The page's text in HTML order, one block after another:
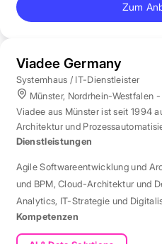
Zum
Viadee Germany
Systemhaus / IT-Dienstleister
Münster, Nordrhein-Westfalen -
Viadee aus Münster ist seit 1994
Architektur und
Dienstleistungen
Agile Softwareentwicklung und
und BPM,Cloud-Architektur und
Analytics, IT-Strategie und
Kompetenzen